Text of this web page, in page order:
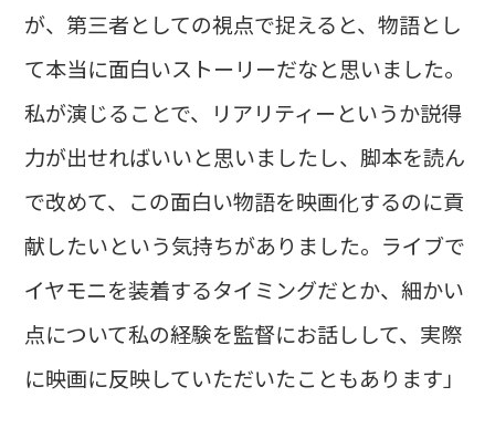
が、第三者としての視点で捉えると、物語とし
て本当に面白いストーリーだなと思いました。
私が演じることで、リアリティーというか説得
力が出せればいいと思いましたし、脚本を読ん
で改めて、この面白い物語を映画化するのに貢
献したいという気持ちがありました。ライブで
イヤモニを装着するタイミングだとか、細かい
点について私の経験を監督にお話しして、実際
に映画に反映していただいたこともあります」